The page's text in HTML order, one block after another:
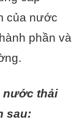
của nước
phần và
nước thải
sau: